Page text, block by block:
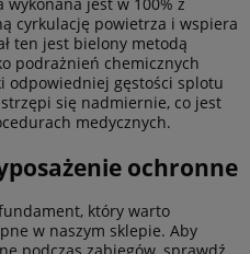
wykonana jest w 100% z
cyrkulację powietrza i wspiera
ten jest bielony metodą
podrażnień chemicznych
odpowiedniej gęstości splotu
się nadmiernie, co jest
medycznych.
ochronne
który warto
w naszym sklepie. Aby